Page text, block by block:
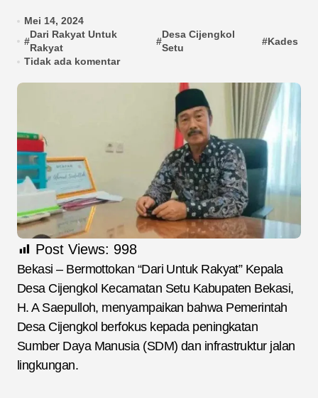
Mei 14, 2024
#
Dari Rakyat Untuk
Rakyat
#
Desa Cijengkol
Setu
#Kades
Tidak ada komentar
Post Views: 998
Bekasi – Bermottokan “Dari Untuk Rakyat” Kepala
Desa Cijengkol Kecamatan Setu Kabupaten Bekasi,
H. A Saepulloh, menyampaikan bahwa Pemerintah
Desa Cijengkol berfokus kepada peningkatan
Sumber Daya Manusia (SDM) dan infrastruktur jalan
lingkungan.